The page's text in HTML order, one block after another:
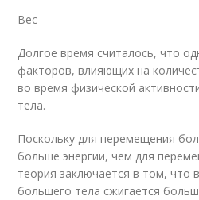
Вес
Долгое время считалось, что
факторов, влияющих на
во время физической
тела.
Поскольку для перемещения
больше энергии, чем для
теория заключается в том, что
большего тела сжигается